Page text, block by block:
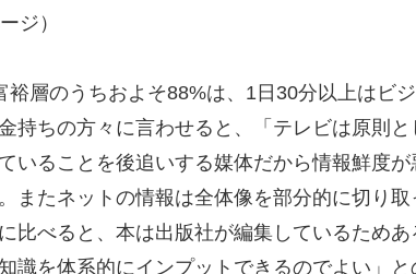
ジ）
裕層のうちおよそ88%は、1日30分以上はビ
持ちの方々に言わせると、「テレビは原則
いることを後追いする媒体だから情報鮮度
またネットの情報は全体像を部分的に切り
比べると、本は出版社が編集しているため
識を体系的にインプットできるのでよい」と